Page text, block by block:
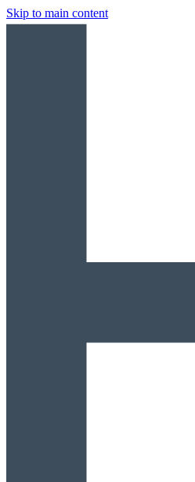
Skip to main content